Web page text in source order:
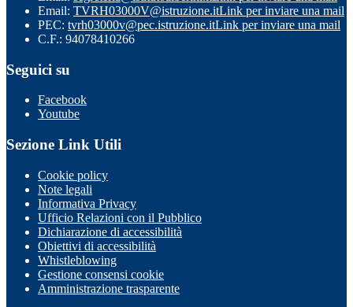
Email: TVRH03000V@istruzione.itLink per inviare una mail
PEC: tvrh03000v@pec.istruzione.itLink per inviare una mail
C.F.: 94078410266
Seguici su
Facebook
Youtube
Sezione Link Utili
Cookie policy
Note legali
Informativa Privacy
Ufficio Relazioni con il Pubblico
Dichiarazione di accessibilità
Obiettivi di accessibilità
Whistleblowing
Gestione consensi cookie
Amministrazione trasparente